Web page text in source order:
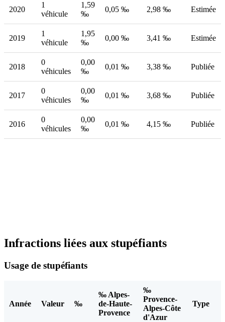
2020
1
véhicule
1,59
‰
0,05 ‰ 2,98 ‰ Estimée
2019
1
véhicule
1,95
‰
0,00 ‰ 3,41 ‰ Estimée
2018
0
véhicules
0,00
‰
0,01 ‰ 3,38 ‰ Publiée
2017
0
véhicules
0,00
‰
0,01 ‰ 3,68 ‰ Publiée
2016
0
véhicules
0,00
‰
0,01 ‰ 4,15 ‰ Publiée
Infractions liées aux stupéfiants
Usage de stupéfiants
Année Valeur ‰
‰ Alpes-
de-Haute-
Provence
‰
Provence-
Alpes-Côte
d'Azur
Type